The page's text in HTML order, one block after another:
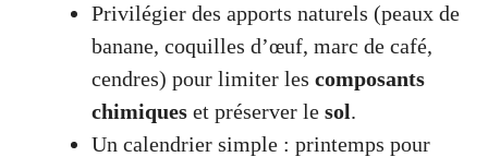
Privilégier des apports naturels (peaux de
banane, coquilles d’œuf, marc de café,
cendres) pour limiter les composants
chimiques et préserver le sol.
Un calendrier simple : printemps pour